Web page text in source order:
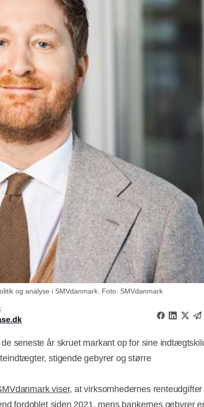
og analyse i SMVdanmark. Foto: SMVdanmark
seneste år skruet markant op for sine
stigende gebyrer og større
viser, at virksomhedernes renteudgifter
fordoblet siden 2021, mens bankernes gebyrer